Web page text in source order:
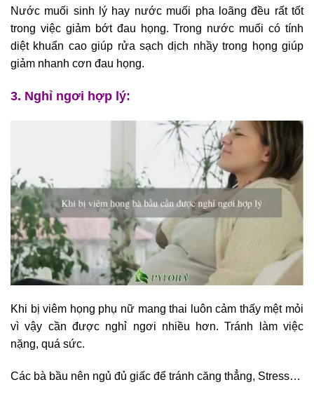
Nước muối sinh lý hay nước muối pha loãng đều rất tốt
trong việc giảm bớt đau họng. Trong nước muối có tính
diệt khuẩn cao giúp rửa sạch dịch nhầy trong họng giúp
giảm nhanh cơn đau họng.
3. Nghỉ ngơi hợp lý:
Khi bị viêm họng phụ nữ mang thai luôn cảm thấy mệt mỏi
vì vậy cần được nghỉ ngơi nhiều hơn. Tránh làm việc
nặng, quá sức.
Các bà bầu nên ngủ đủ giấc để tránh căng thẳng, Stress…